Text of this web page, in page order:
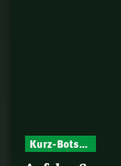
Kurz-Botschaften – Biblische Impulse mit Zukunft im Blick